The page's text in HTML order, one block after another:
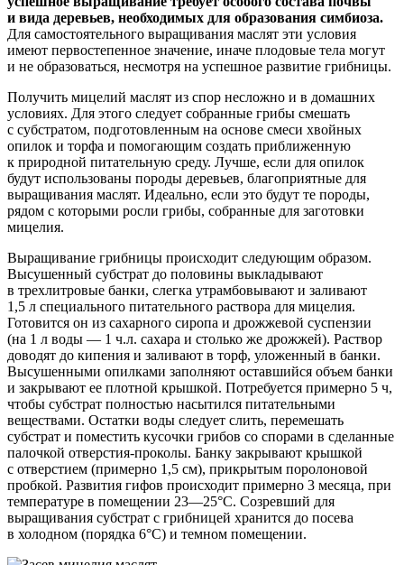
и вида деревьев, необходимых для образования симбиоза.
Для самостоятельного выращивания маслят эти условия
имеют первостепенное значение, иначе плодовые тела могут
и не образоваться, несмотря на успешное развитие грибницы.
Получить мицелий маслят из спор несложно и в домашних
условиях. Для этого следует собранные грибы смешать
с субстратом, подготовленным на основе смеси хвойных
опилок и торфа и помогающим создать приближенную
к природной питательную среду. Лучше, если для опилок
будут использованы породы деревьев, благоприятные для
выращивания маслят. Идеально, если это будут те породы,
рядом с которыми росли грибы, собранные для заготовки
мицелия.
Выращивание грибницы происходит следующим образом.
Высушенный субстрат до половины выкладывают
в трехлитровые банки, слегка утрамбовывают и заливают
1,5 л специального питательного раствора для мицелия.
Готовится он из сахарного сиропа и дрожжевой суспензии
(на 1 л воды — 1 ч.л. сахара и столько же дрожжей). Раствор
доводят до кипения и заливают в торф, уложенный в банки.
Высушенными опилками заполняют оставшийся объем банки
и закрывают ее плотной крышкой. Потребуется примерно 5 ч,
чтобы субстрат полностью насытился питательными
веществами. Остатки воды следует слить, перемешать
субстрат и поместить кусочки грибов со спорами в сделанные
палочкой отверстия-проколы. Банку закрывают крышкой
с отверстием (примерно 1,5 см), прикрытым поролоновой
пробкой. Развития гифов происходит примерно 3 месяца, при
температуре в помещении 23—25°C. Созревший для
выращивания субстрат с грибницей хранится до посева
в холодном (порядка 6°C) и темном помещении.